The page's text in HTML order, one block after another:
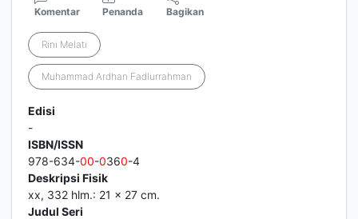
Komentar Penanda Bagikan
Rini Melati
Muhammad Ardhan Fadlurrahman
Edisi
-
ISBN/ISSN
978-634-00-0360-4
Deskripsi Fisik
xx, 332 hlm.: 21 x 27 cm.
Judul Seri